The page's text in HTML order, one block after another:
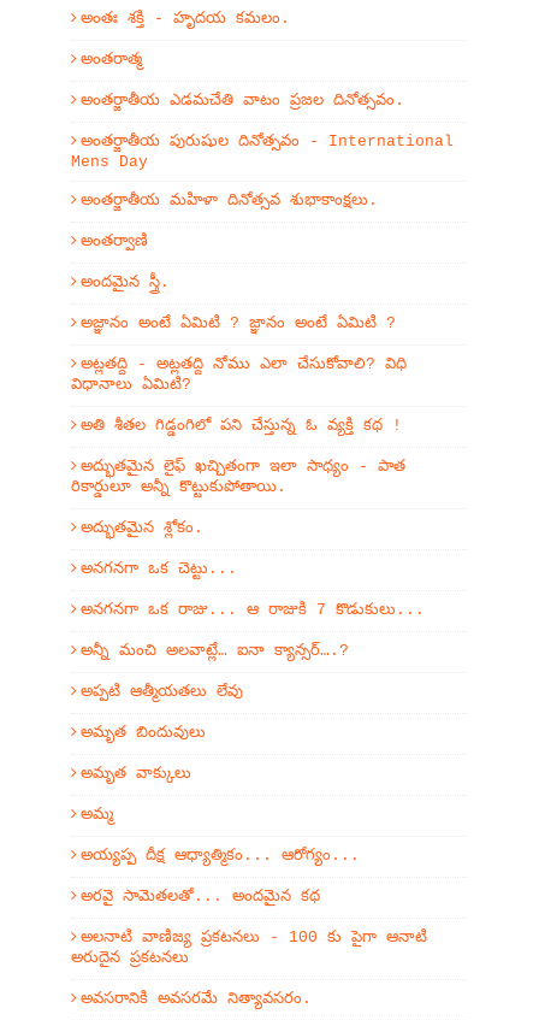
అంతః శక్తి - హృదయ కమలం.
అంతరాత్మ
అంతర్జాతీయ ఎడమచేతి వాటం ప్రజల దినోత్సవం.
అంతర్జాతీయ పురుషుల దినోత్సవం - International
Mens Day
అంతర్జాతీయ మహిళా దినోత్సవ శుభాకాంక్షలు.
అంతర్వాణి
అందమైన స్త్రీ.
అజ్ఞానం అంటే ఏమిటి ? జ్ఞానం అంటే ఏమిటి ?
అట్లతద్ది - అట్లతద్ది నోము ఎలా చేసుకోవాలి? విధి
విధానాలు ఏమిటి?
అతి శీతల గిడ్డంగిలో పని చేస్తున్న ఓ వ్యక్తి కథ !
అద్భుతమైన లైఫ్ ఖచ్చితంగా ఇలా సాధ్యం - పాత
రికార్డులూ అన్నీ కొట్టుకుపోతాయి.
అద్భుతమైన శ్లోకం.
అనగనగా ఒక చెట్టు...
అనగనగా ఒక రాజు... ఆ రాజుకి 7 కొడుకులు...
అన్నీ మంచి అలవాట్లే… ఐనా క్యాన్సర్….?
అప్పటి ఆత్మీయతలు లేవు
అమృత బిందువులు
అమృత వాక్కులు
అమ్మ
అయ్యప్ప దీక్ష ఆధ్యాత్మికం... ఆరోగ్యం...
అరవై సామెతలతో... అందమైన కథ
అలనాటి వాణిజ్య ప్రకటనలు - 100 కు పైగా ఆనాటి
అరుదైన ప్రకటనలు
అవసరానికి అవసరమే నిత్యావసరం.